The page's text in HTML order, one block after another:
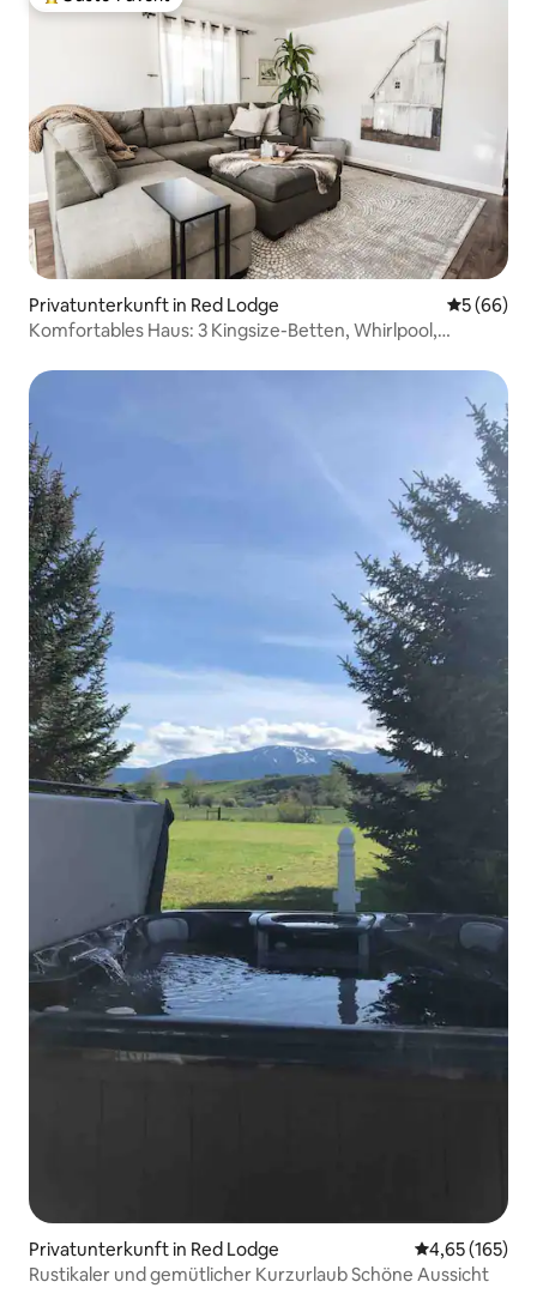
Beliebter Gäste-Favorit.
Privatunterkunft in Red Lodge
5 (66)
Komfortables Haus: 3 Kingsize-Betten, Whirlpool,
Privatunterkunft in Red Lodge
4,65 (165)
Rustikaler und gemütlicher Kurzurlaub Schöne Aussicht